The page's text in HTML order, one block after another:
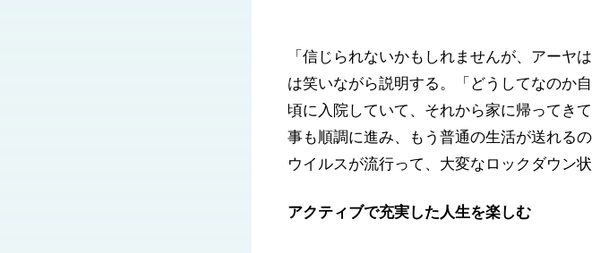
「信じられないかもしれませんが、アーヤ
は笑いながら説明する。「どうしてなのか
頃に入院していて、それから家に帰ってき
事も順調に進み、もう普通の生活が送れる
ウイルスが流行って、大変なロックダウン
アクティブで充実した人生を楽しむ